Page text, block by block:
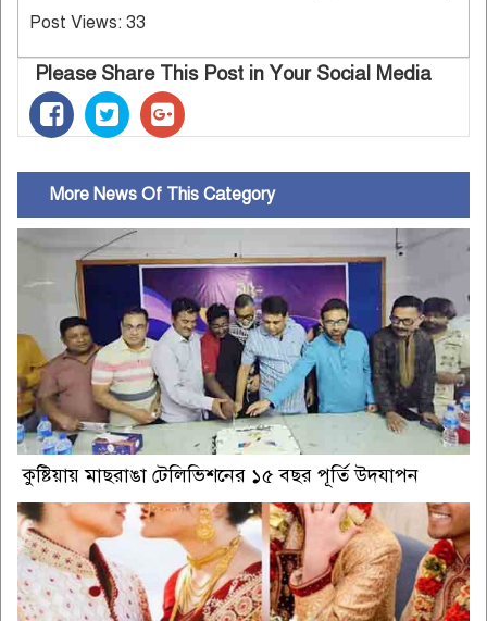
Post Views: 33
Please Share This Post in Your Social Media
More News Of This Category
কুষ্টিয়ায় মাছরাঙা টেলিভিশনের ১৫ বছর পূর্তি উদযাপন